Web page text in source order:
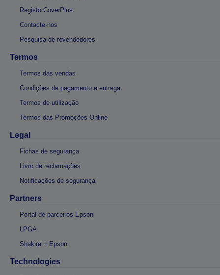
Registo CoverPlus
Contacte-nos
Pesquisa de revendedores
Termos
Termos das vendas
Condições de pagamento e entrega
Termos de utilização
Termos das Promoções Online
Legal
Fichas de segurança
Livro de reclamações
Notificações de segurança
Partners
Portal de parceiros Epson
LPGA
Shakira + Epson
Technologies